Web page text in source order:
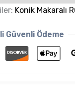
Konik Makaralı
Güvenli Ödeme